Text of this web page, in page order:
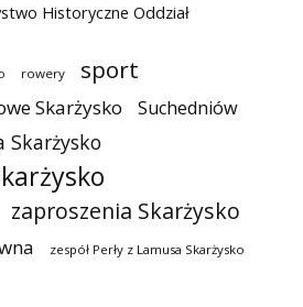
Historyczne Oddział
rowery sport
Skarżysko Suchedniów
Skarżysko
zaproszenia Skarżysko
zespół Perły z Lamusa Skarżysko